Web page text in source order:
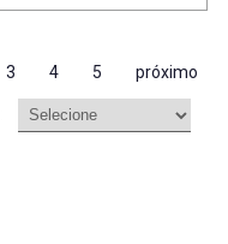
3 4 5 próximo